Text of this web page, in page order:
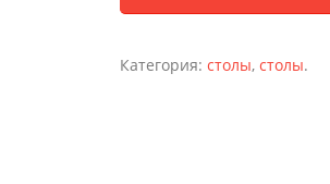
Категория: столы, столы.